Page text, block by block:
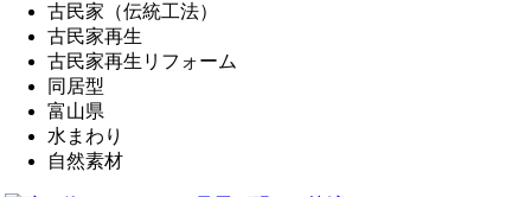
古民家（伝統工法）
古民家再生
古民家再生リフォーム
同居型
富山県
水まわり
自然素材